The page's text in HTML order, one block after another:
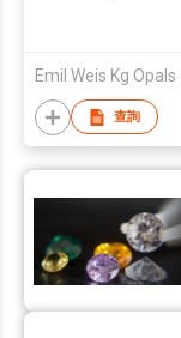
Emil Weis Kg Opals
查詢